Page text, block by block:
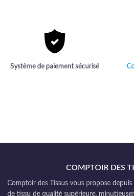
Système de paiement sécurisé
COMPTOIR DES
Comptoir des Tissus vous propose
de tissu de qualité supérieure,